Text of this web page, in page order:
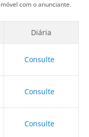
com o anunciante.
Diária
Consulte
Consulte
Consulte